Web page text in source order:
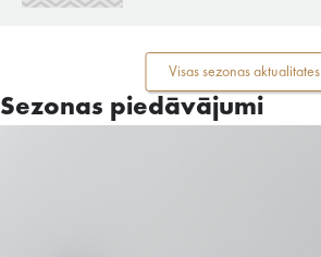
Visas sezonas aktualitates
Sezonas piedāvājumi